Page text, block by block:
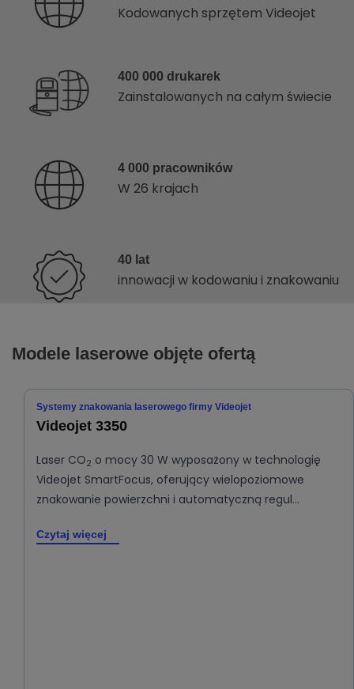
Kodowanych sprzętem Videojet
400 000 drukarek
Zainstalowanych na całym świecie
4 000 pracowników
W 26 krajach
40 lat
innowacji w kodowaniu i znakowaniu
Modele laserowe objęte ofertą
Systemy znakowania laserowego firmy Videojet
Videojet 3350
Laser CO2 o mocy 30 W wyposażony w technologię
Videojet SmartFocus, oferujący wielopoziomowe
znakowanie powierzchni i automatyczną regul…
Czytaj więcej